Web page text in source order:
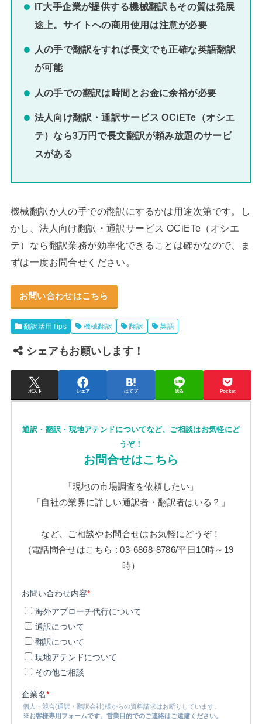
IT大手企業が提供する機械翻訳もその質は発展
途上。サイトへの商用使用は注意が必要
人の手で翻訳をすれば長文でも正確な英語翻訳
が可能
人の手での翻訳は時間とお金に余裕が必要
法人向け翻訳・通訳サービス OCiETe（オシエ
テ）なら3万円で長文翻訳が頼み放題のサービ
スがある
機械翻訳か人の手での翻訳にするかは用途次第です。し
かし、法人向け翻訳・通訳サービス OCiETe（オシエ
テ）なら翻訳業務が効率化できることは確かなので、ま
ずは一度お問合せください。
お問い合わせはこちら
翻訳活用Tips 機械翻訳 翻訳 英語
シェアもお願いします！
ポスト シェア はてブ 送る Pocket
通訳・翻訳・現地アテンドについてなど、ご相談はお気軽にど
うぞ！
お問合せはこちら
「現地の市場調査を依頼したい」
「自社の業界に詳しい通訳者・翻訳者はいる？」
など、ご相談やお問合せはお気軽にどうぞ！
(電話問合せはこちら : 03-6868-8786/平日10時～19
時）